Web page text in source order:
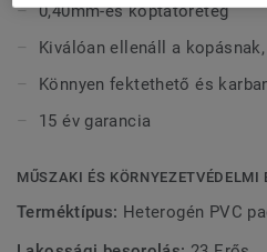
0,40mm-es koptatóréteg
Kiválóan ellenáll a
Könnyen fektethető és
15 év garancia
MŰSZAKI ÉS KÖRNYEZETVÉDELMI
Terméktípus: Heterogén PVC